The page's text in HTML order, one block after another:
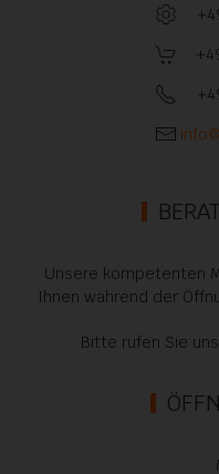
Unsere kompetenten
Ihnen während der
Bitte rufen Sie